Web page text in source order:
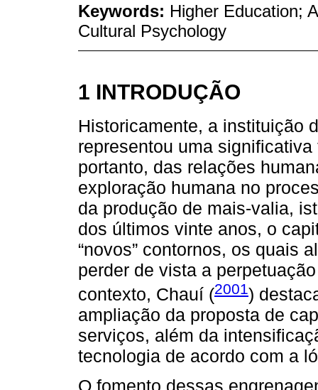
Keywords: Higher Education;
Cultural Psychology
1 INTRODUÇÃO
Historicamente, a instituição
representou uma
portanto, das relações
exploração humana no
da produção de mais-valia,
dos últimos vinte anos, o
“novos” contornos, os quais
perder de vista a
contexto, Chauí (2001)
ampliação da proposta de
serviços, além da
tecnologia de acordo com a
O fomento dessas